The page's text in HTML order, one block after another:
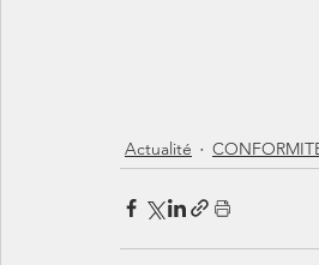
Actualité